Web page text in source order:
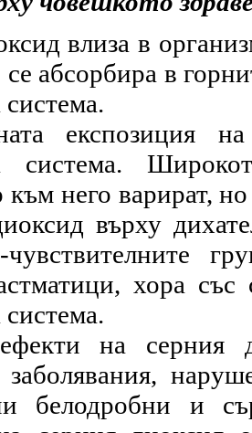
влиза в
се абсорбира в
система.
експозиция
система.
към него варират,
върху
хора
система.
на серния
заболявания,
белодробни и